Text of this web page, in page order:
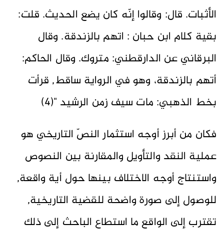
الأثبات. قال: وقالوا إنّه كان يضع الحديث. قلت:
بقية كلام ابن حبان : اتهم بالزندقة. وقال
البرقاني عن الدارقطني: متروك. وقال الحاكم:
أتهم بالزندقة، وهو في الرواية ساقط, قرأت
بخط الذهبي: مات سيف زمن الرشيد "(4)
فكان من أبرز أوجه استثمار النصّ التاريخي هو
عملية النقد والتأويل والمقارنة بين النصوص
واستنتاج أوجه الاختلاف بينها حول أية واقعة,
للوصول إلى صورة واضحة للقضية التاريخية,
تقترب إلى الواقع ما استطاع الباحث إلى ذلك